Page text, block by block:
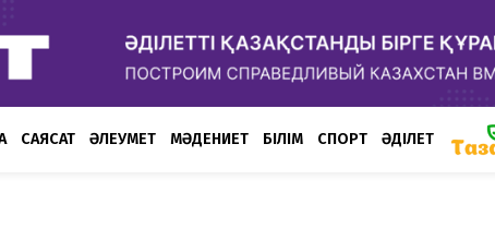
САЯСАТ ӘЛЕУМЕТ МӘДЕНИЕТ БІЛІМ СПОРТ ӘДІЛЕТ